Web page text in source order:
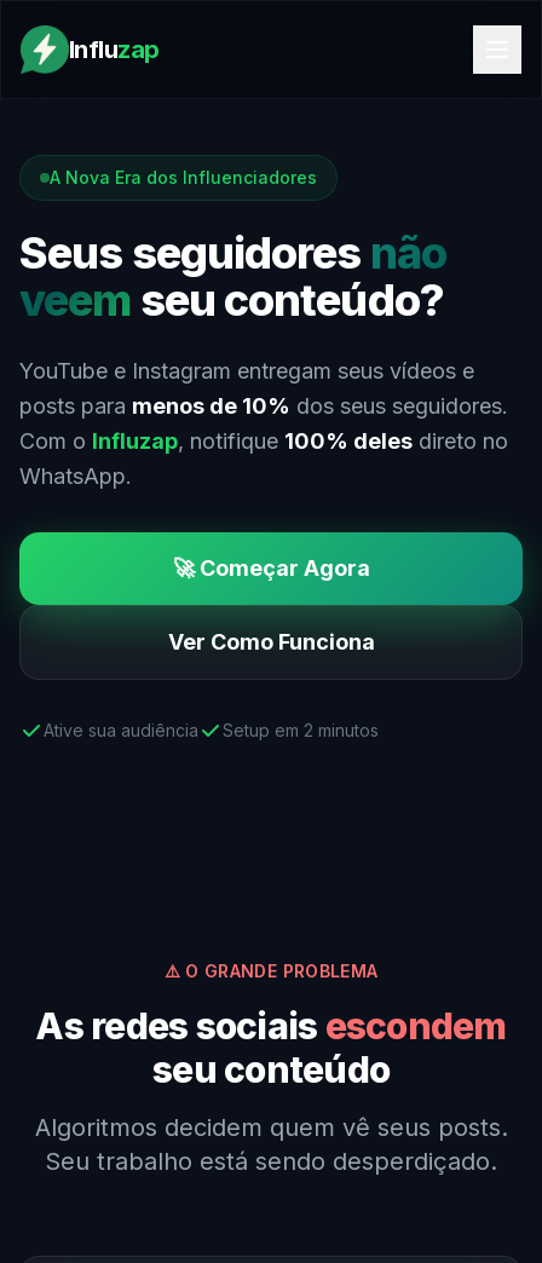
Influzap
A Nova Era dos Influenciadores
Seus seguidores não
veem seu conteúdo?
YouTube e Instagram entregam seus vídeos e
posts para menos de 10% dos seus seguidores.
Com o Influzap, notifique 100% deles direto no
WhatsApp.
🚀 Começar Agora
Ver Como Funciona
Ative sua audiência Setup em 2 minutos
⚠️ O GRANDE PROBLEMA
As redes sociais escondem
seu conteúdo
Algoritmos decidem quem vê seus posts.
Seu trabalho está sendo desperdiçado.